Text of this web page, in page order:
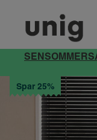
Spar 25%